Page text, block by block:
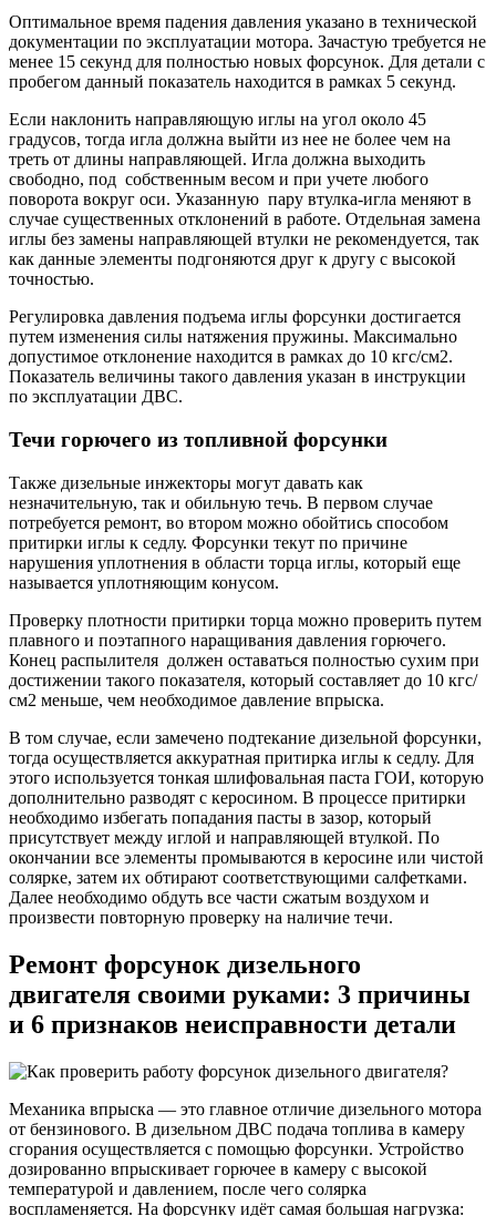
Оптимальное время падения давления указано в технической
документации по эксплуатации мотора. Зачастую требуется не
менее 15 секунд для полностью новых форсунок. Для детали с
пробегом данный показатель находится в рамках 5 секунд.
Если наклонить направляющую иглы на угол около 45
градусов, тогда игла должна выйти из нее не более чем на
треть от длины направляющей. Игла должна выходить
свободно, под собственным весом и при учете любого
поворота вокруг оси. Указанную пару втулка-игла меняют в
случае существенных отклонений в работе. Отдельная замена
иглы без замены направляющей втулки не рекомендуется, так
как данные элементы подгоняются друг к другу с высокой
точностью.
Регулировка давления подъема иглы форсунки достигается
путем изменения силы натяжения пружины. Максимально
допустимое отклонение находится в рамках до 10 кгс/см2.
Показатель величины такого давления указан в инструкции
по эксплуатации ДВС.
Течи горючего из топливной форсунки
Также дизельные инжекторы могут давать как
незначительную, так и обильную течь. В первом случае
потребуется ремонт, во втором можно обойтись способом
притирки иглы к седлу. Форсунки текут по причине
нарушения уплотнения в области торца иглы, который еще
называется уплотняющим конусом.
Проверку плотности притирки торца можно проверить путем
плавного и поэтапного наращивания давления горючего.
Конец распылителя должен оставаться полностью сухим при
достижении такого показателя, который составляет до 10 кгс/
см2 меньше, чем необходимое давление впрыска.
В том случае, если замечено подтекание дизельной форсунки,
тогда осуществляется аккуратная притирка иглы к седлу. Для
этого используется тонкая шлифовальная паста ГОИ, которую
дополнительно разводят с керосином. В процессе притирки
необходимо избегать попадания пасты в зазор, который
присутствует между иглой и направляющей втулкой. По
окончании все элементы промываются в керосине или чистой
солярке, затем их обтирают соответствующими салфетками.
Далее необходимо обдуть все части сжатым воздухом и
произвести повторную проверку на наличие течи.
Ремонт форсунок дизельного
двигателя своими руками: 3 причины
и 6 признаков неисправности детали
Механика впрыска — это главное отличие дизельного мотора
от бензинового. В дизельном ДВС подача топлива в камеру
сгорания осуществляется с помощью форсунки. Устройство
дозированно впрыскивает горючее в камеру с высокой
температурой и давлением, после чего солярка
воспламеняется. На форсунку идёт самая большая нагрузка: